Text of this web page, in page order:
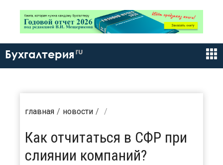
Бухгалтерия ru
главная новости
Как отчитаться в СФР при
слиянии компаний?